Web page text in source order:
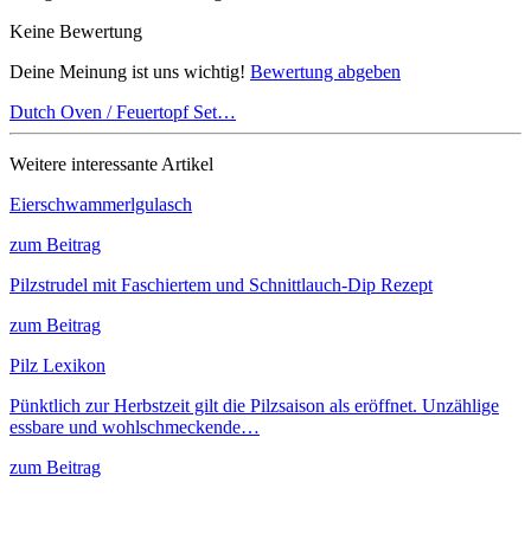
Keine Bewertung
Deine Meinung ist uns wichtig! Bewertung abgeben
Dutch Oven / Feuertopf Set…
Weitere interessante Artikel
Eierschwammerlgulasch
zum Beitrag
Pilzstrudel mit Faschiertem und Schnittlauch-Dip Rezept
zum Beitrag
Pilz Lexikon
Pünktlich zur Herbstzeit gilt die Pilzsaison als eröffnet. Unzählige
essbare und wohlschmeckende…
zum Beitrag